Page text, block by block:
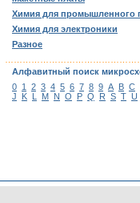
Химия для промышленного
Химия для электроники
Разное
Алфавитный поиск
0 1 2 3 4 5 6 7 8 9 A B C
J
K L M N O P Q R S T U